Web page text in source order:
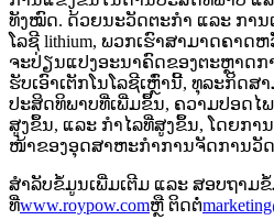
ທັງໝົດ. ດ້ວຍນະວັດຕະກຳ ແລະ ການເ
ໂລຊີ lithium, ພວກເຮົາສາມາດຄາດ
ຈະປ່ຽນແປງອະນາຄົດຂອງຕະຫຼາດ
ຮັບເອົາເຕັກໂນໂລຊີເຫຼົ່ານີ້, ທຸລະກິດ
ປະສິດທິພາບທີ່ເພີ່ມຂຶ້ນ, ຄວາມປອດໄ
ສູງຂຶ້ນ, ແລະ ກຳໄລທີ່ສູງຂຶ້ນ, ໂດຍກາ
ໜ້າຂອງອຸດສາຫະກຳການຈັດການວັ
ສຳລັບຂໍ້ມູນເພີ່ມເຕີມ ແລະ ສອບຖາມ
ທີ່www.roypow.comຫຼື ຕິດຕໍ່